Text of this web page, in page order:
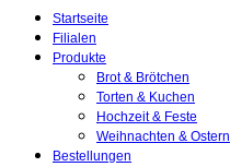
Startseite
Filialen
Produkte
Brot & Brötchen
Torten & Kuchen
Hochzeit & Feste
Weihnachten & Ostern
Bestellungen